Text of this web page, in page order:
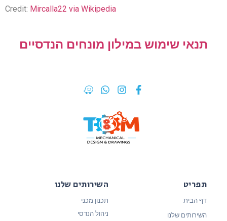
Credit: Mircalla22 via Wikipedia
תנאי שימוש במילון מונחים הנדסיים
תפריט
דף הבית
השירותים שלנו
השירותים שלנו
תכנון מכני
ניהול הנדסי